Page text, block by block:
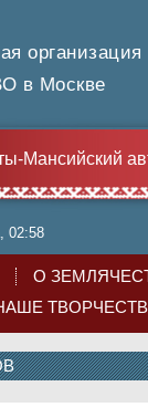
организация
в Москве
Мансийский
02:58
О